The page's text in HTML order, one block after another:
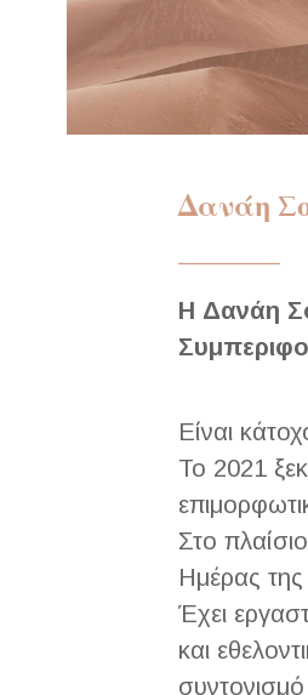
Δανάη
Η Δανάη
Είναι
Το 2021
Στο
Ημέρας
Έχει
και